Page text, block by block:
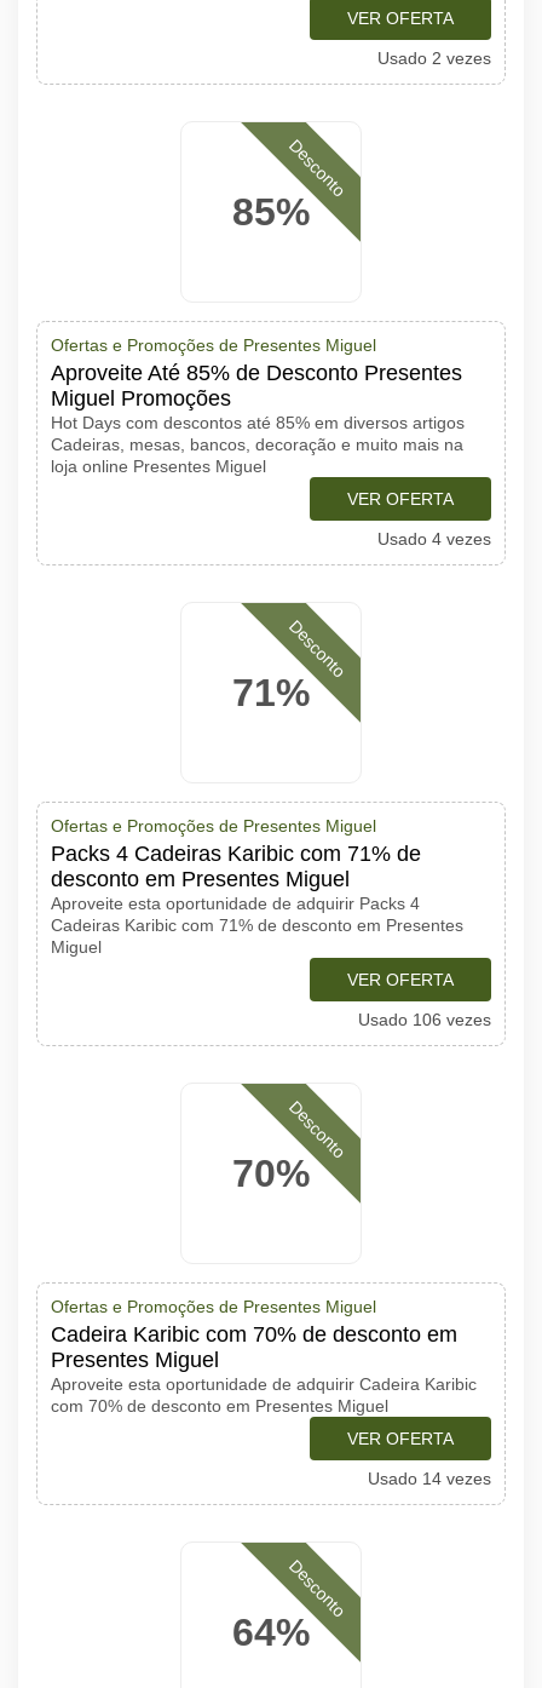
VER OFERTA
Usado 2 vezes
85%
Desconto
Ofertas e Promoções de Presentes Miguel
Aproveite Até 85% de Desconto Presentes
Miguel Promoções
Hot Days com descontos até 85% em diversos artigos
Cadeiras, mesas, bancos, decoração e muito mais na
loja online Presentes Miguel
VER OFERTA
Usado 4 vezes
71%
Desconto
Ofertas e Promoções de Presentes Miguel
Packs 4 Cadeiras Karibic com 71% de
desconto em Presentes Miguel
Aproveite esta oportunidade de adquirir Packs 4
Cadeiras Karibic com 71% de desconto em Presentes
Miguel
VER OFERTA
Usado 106 vezes
70%
Desconto
Ofertas e Promoções de Presentes Miguel
Cadeira Karibic com 70% de desconto em
Presentes Miguel
Aproveite esta oportunidade de adquirir Cadeira Karibic
com 70% de desconto em Presentes Miguel
VER OFERTA
Usado 14 vezes
64%
Desconto